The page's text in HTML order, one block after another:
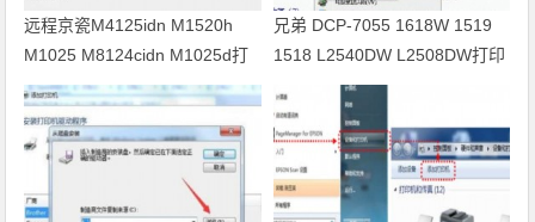
远程京瓷M4125idn M1520h
M1025 M8124cidn M1025d打
印机驱动安装
兄弟 DCP-7055 1618W 1519
1518 L2540DW L2508DW打印
机驱动安装